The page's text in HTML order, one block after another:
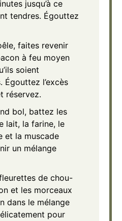
jusqu’à ce
tendres. Égouttez
faites revenir
à feu moyen
soient
Égouttez l’excès
réservez.
bol, battez les
lait, la farine, le
et la muscade
un mélange
de chou-
et les morceaux
dans le mélange
pour